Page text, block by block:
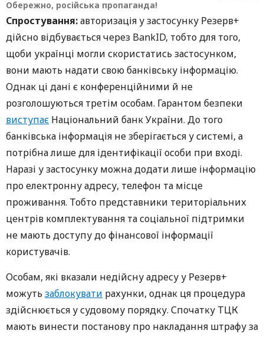
Обережно, російська пропаганда!
Спростування:авторизація у застосунку Резерв+
дійсно відбувається через BankID, тобто для того,
щоби українці могли скористатись застосунком,
вони мають надати свою банківську інформацію.
Однак ці дані є конференційними й не
розголошуються третім особам. Гарантом безпеки
виступає Національний банк України. До того
банківська інформація не зберігається у системі, а
потрібна лише для ідентифікації особи при вході.
Наразі у застосунку можна додати лише інформацію
про електронну адресу, телефон та місце
проживання. Тобто представники територіальних
центрів комплектування та соціальної підтримки
не мають доступу до фінансової інформації
користувачів.
Особам, які вказали недійсну адресу у Резерв+
можуть заблокувати рахунки, однак ця процедура
здійснюється у судовому порядку. Спочатку ТЦК
мають винести постанову про накладання штрафу за